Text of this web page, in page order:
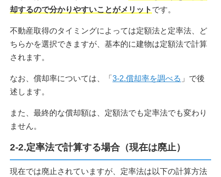
却するので分かりやすいことがメリット です。
不動産取得のタイミングによっては定額法と定率法、ど
ちらかを選択できますが、基本的に建物は定額法で計算
されます。
なお、償却率については、「 3-2.償却率を調べる 」で後
述します。
また、最終的な償却額は、定額法でも定率法でも変わり
ません。
2-2.定率法で計算する場合（現在は廃止）
現在では廃止されていますが、定率法は以下の計算方法